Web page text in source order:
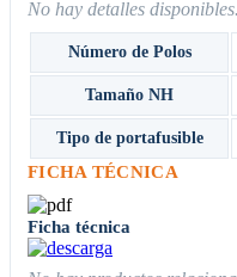
No hay detalles disponibles.
Número de Polos
Tamaño NH
Tipo de portafusible
FICHA TÉCNICA
Ficha técnica